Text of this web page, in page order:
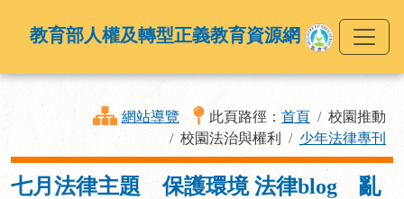
教育部人權及轉型正義教育資源網
網站導覽 此頁路徑： 首頁
校園推動
校園法治與權利
少年法律專刊
七月法律主題 保護環境 法律blog 亂